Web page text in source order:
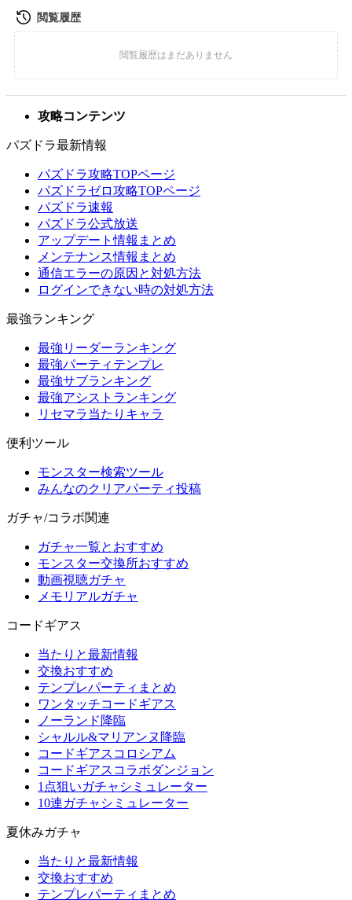
攻略コンテンツ
パズドラ最新情報
パズドラ攻略TOPページ
パズドラゼロ攻略TOPページ
パズドラ速報
パズドラ公式放送
アップデート情報まとめ
メンテナンス情報まとめ
通信エラーの原因と対処方法
ログインできない時の対処方法
最強ランキング
最強リーダーランキング
最強パーティテンプレ
最強サブランキング
最強アシストランキング
リセマラ当たりキャラ
便利ツール
モンスター検索ツール
みんなのクリアパーティ投稿
ガチャ/コラボ関連
ガチャ一覧とおすすめ
モンスター交換所おすすめ
動画視聴ガチャ
メモリアルガチャ
コードギアス
当たりと最新情報
交換おすすめ
テンプレパーティまとめ
ワンタッチコードギアス
ノーランド降臨
シャルル&マリアンヌ降臨
コードギアスコロシアム
コードギアスコラボダンジョン
1点狙いガチャシミュレーター
10連ガチャシミュレーター
夏休みガチャ
当たりと最新情報
交換おすすめ
テンプレパーティまとめ